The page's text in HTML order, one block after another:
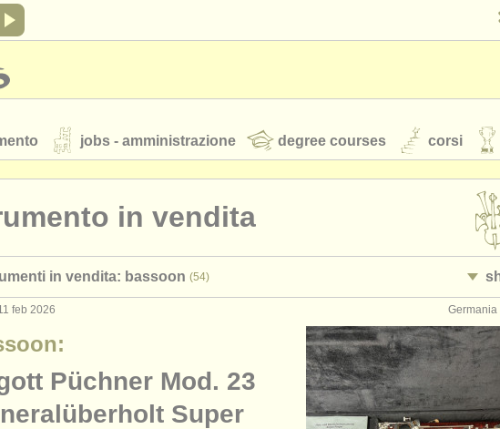
jobs - amministrazione degree courses corsi
rss feeds
ATS ATS accedi
in vendita
in vendita: bassoon (54)
Germania
feb 2026
Püchner Mod. 23
Super